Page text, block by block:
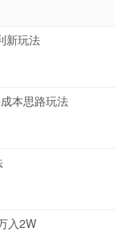
新玩法
本思路玩法
入2W